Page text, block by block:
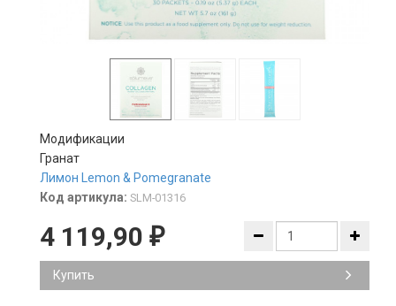
Модификации
Гранат
Лимон
Lemon & Pomegranate
Код артикула: SLM-01316
4 119,90 ₽
Купить